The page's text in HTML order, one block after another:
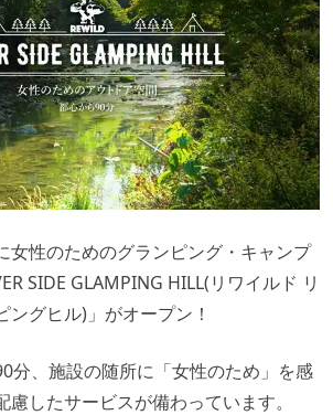
女性のためのグランピング・キャンプ
SIDE GLAMPING HILL(リワイルド リ
グヒル)」がオープン！
分、施設の随所に「女性のため」を感
慮したサービスが備わっています。